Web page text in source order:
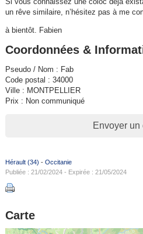
un rêve similaire, n’hésitez pas à me
à bientôt. Fabien
Coordonnées &
Pseudo / Nom : Fab
Code postal : 34000
Ville : MONTPELLIER
Prix : Non communiqué
Envoyer un
Hérault (34) - Occitanie
Publiée : 21/02/2024 - Expirée : 21/05/2024
Carte